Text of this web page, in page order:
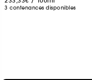
3 contenances disponibles